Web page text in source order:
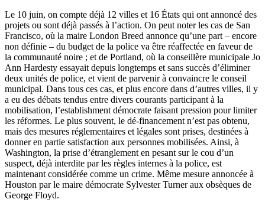
Le 10 juin, on compte déjà 12 villes et 16 États qui ont annoncé des
projets ou sont déjà passés à l’action. On peut noter les cas de San
Francisco, où la maire London Breed annonce qu’une part – encore
non définie – du budget de la police va être réaffectée en faveur de
la communauté noire ; et de Portland, où la conseillère municipale Jo
Ann Hardesty essayait depuis longtemps et sans succès d’éliminer
deux unités de police, et vient de parvenir à convaincre le conseil
municipal. Dans tous ces cas, et plus encore dans d’autres villes, il y
a eu des débats tendus entre divers courants participant à la
mobilisation, l’establishment démocrate faisant pression pour limiter
les réformes. Le plus souvent, le dé-financement n’est pas obtenu,
mais des mesures réglementaires et légales sont prises, destinées à
donner en partie satisfaction aux personnes mobilisées. Ainsi, à
Washington, la prise d’étranglement en pesant sur le cou d’un
suspect, déjà interdite par les règles internes à la police, est
maintenant considérée comme un crime. Même mesure annoncée à
Houston par le maire démocrate Sylvester Turner aux obsèques de
George Floyd.